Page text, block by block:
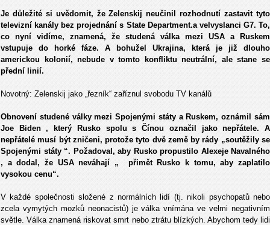
Je důležité si uvědomit, že Zelenskij neučinil rozhodnutí zastavit tyto
televizní kanály bez projednání s State Department.a velvyslanci G7. To,
co nyní vidíme, znamená, že studená válka mezi USA a Ruskem
vstupuje do horké fáze. A bohužel Ukrajina, která je již dlouho
americkou kolonií, nebude v tomto konfliktu neutrální, ale stane se
přední linií.
Novotný: Zelenskij jako „řezník“ zaříznul svobodu TV kanálů
Obnovení studené války mezi Spojenými státy a Ruskem, oznámil sám
Joe Biden , který Rusko spolu s Čínou označil jako nepřátele. A
nepřátelé musí být zničeni, protože tyto dvě země by rády „soutěžily se
Spojenými státy “. Požadoval, aby Rusko propustilo Alexeje Navalného
, a dodal, že USA neváhají „ přimět Rusko k tomu, aby zaplatilo
vysokou cenu“.
V každé společnosti složené z normálních lidí (tj. nikoli psychopatů nebo
zcela vymytých mozků neonacistů) je válka vnímána ve velmi negativním
světle. Válka znamená riskovat smrt nebo ztrátu blízkých. Abychom tedy lidi